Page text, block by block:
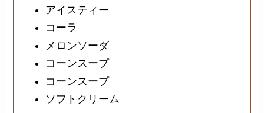
アイスティー
コーラ
メロンソーダ
コーンスープ
コーンスープ
ソフトクリーム